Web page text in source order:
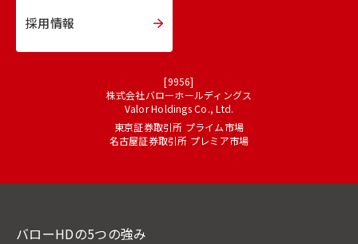
採用情報
[9956]
株式会社バローホールディングス
Valor Holdings Co., Ltd.
東京証券取引所 プライム市場
名古屋証券取引所 プレミア市場
バローHDの5つの強み